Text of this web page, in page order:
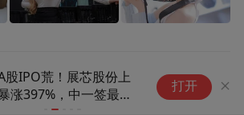
亮相太阳岛电影周，成
度出圈
打开